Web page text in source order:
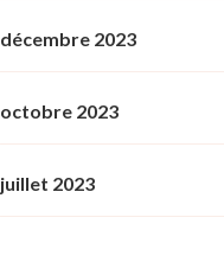
décembre 2023
octobre 2023
juillet 2023